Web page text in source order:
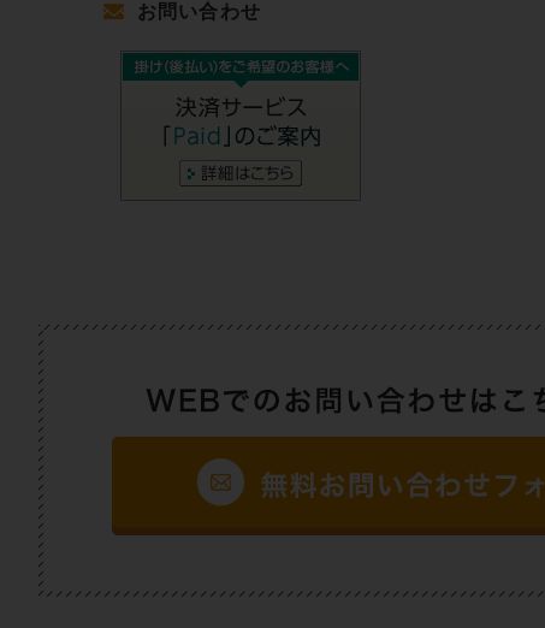
お問い合わせ